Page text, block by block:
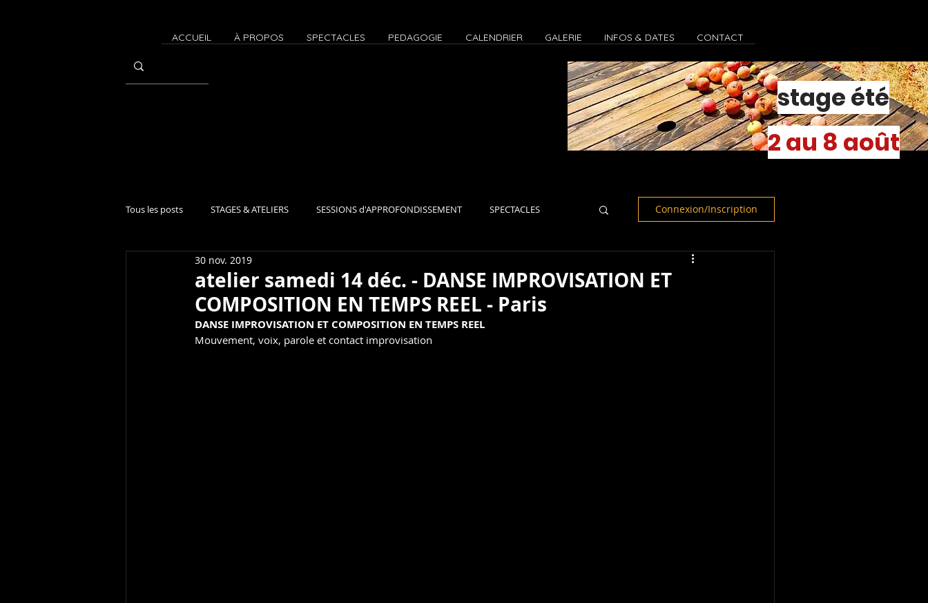
ACCUEIL À PROPOS SPECTACLES PEDAGOGIE CALENDRIER GALERIE INFOS & DATES CONTACT
stage été
2 au 8 août
Tous les posts STAGES & ATELIERS SESSIONS d'APPROFONDISSEMENT SPECTACLES
CONTACT IMPROVISATION
PHOTOS AUDIO PRESSE AFFICHE ETE 2022
Connexion/Inscription
atelier samedi 14 déc. - DANSE IMPROVISATION ET
COMPOSITION EN TEMPS REEL - Paris
30 nov. 2019
DANSE IMPROVISATION ET COMPOSITION EN TEMPS REEL
Mouvement, voix, parole et contact improvisation